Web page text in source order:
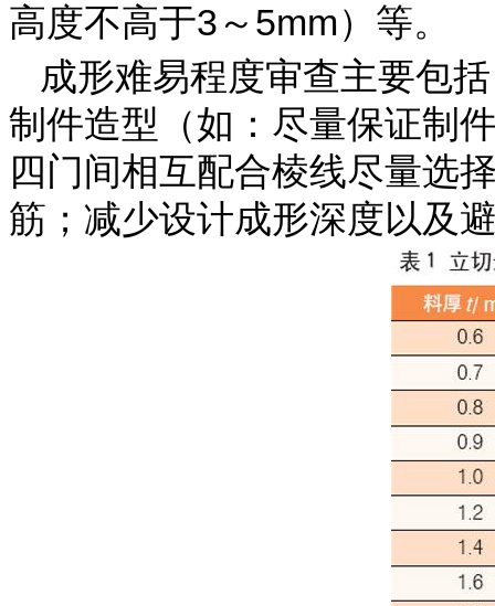
高度不高于3～5mm）等。
成形难易程度审查主要包
制件造型（如：尽量保证制
四门间相互配合棱线尽量选
筋；减少设计成形深度以及